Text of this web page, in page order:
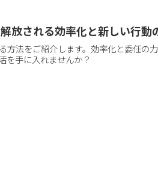
放される効率化と新しい行動
方法をご紹介します。効率化と委任
を手に入れませんか？